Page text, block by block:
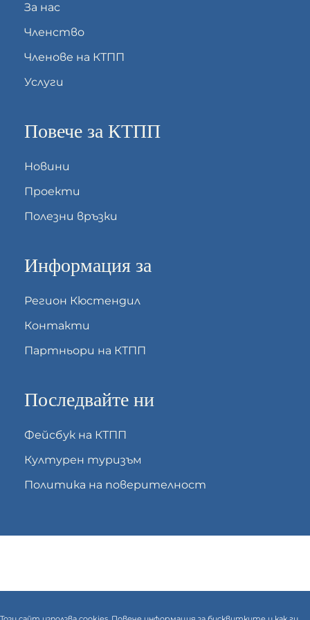
За нас
Членство
Членове на КТПП
Услуги
Повече за КТПП
Новини
Проекти
Полезни връзки
Информация за
Регион Кюстендил
Контакти
Партньори на КТПП
Последвайте ни
Фейсбук на КТПП
Културен туризъм
Политика на поверителност